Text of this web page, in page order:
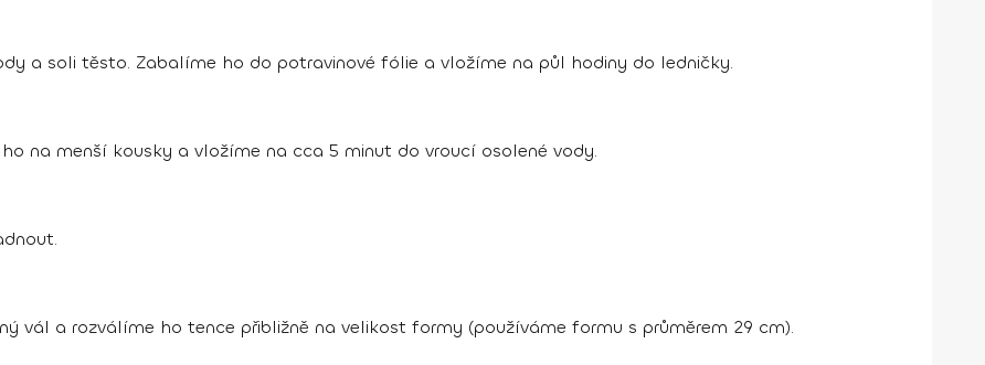
a soli těsto. Zabalíme ho do potravinové fólie a vložíme na půl hodiny do ledničky.
na menší kousky a vložíme na cca 5 minut do vroucí osolené vody.
vál a rozválíme ho tence přibližně na velikost formy (používáme formu s průměrem 29 cm).